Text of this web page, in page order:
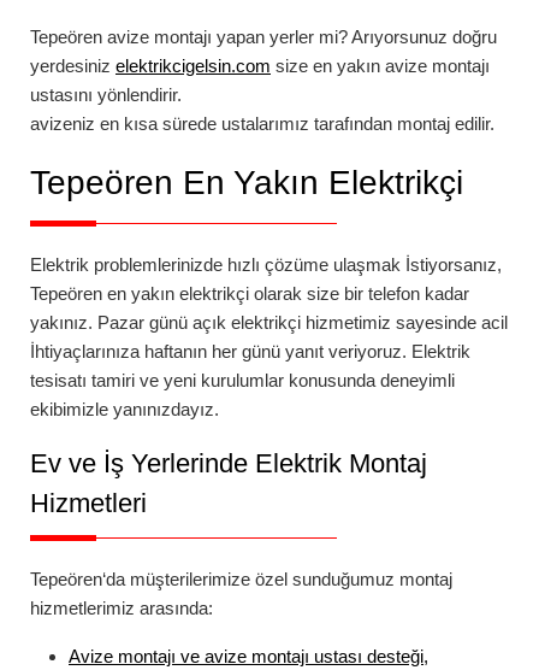
Tepeören avize montajı yapan yerler mi? Arıyorsunuz doğru
yerdesiniz elektrikcigelsin.com size en yakın avize montajı
ustasını yönlendirir.
avizeniz en kısa sürede ustalarımız tarafından montaj edilir.
Tepeören En Yakın Elektrikçi
Elektrik problemlerinizde hızlı çözüme ulaşmak İstiyorsanız,
Tepeören en yakın elektrikçi olarak size bir telefon kadar
yakınız. Pazar günü açık elektrikçi hizmetimiz sayesinde acil
İhtiyaçlarınıza haftanın her günü yanıt veriyoruz. Elektrik
tesisatı tamiri ve yeni kurulumlar konusunda deneyimli
ekibimizle yanınızdayız.
Ev ve İş Yerlerinde Elektrik Montaj
Hizmetleri
Tepeören‘da müşterilerimize özel sunduğumuz montaj
hizmetlerimiz arasında:
Avize montajı ve avize montajı ustası desteği,